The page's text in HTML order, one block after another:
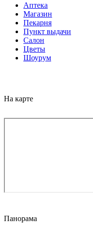
Аптека
Магазин
Пекарня
Пункт выдачи
Салон
Цветы
Шоурум
На карте
Панорама